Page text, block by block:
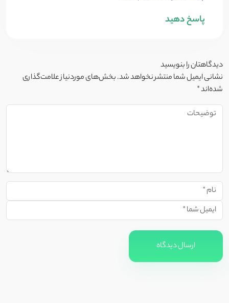
پاسخ دهید
دیدگاهتان را بنویسید
نشانی ایمیل شما منتشر نخواهد شد.بخش‌های موردنیاز علامت‌گذاری
شده‌اند*
ارسال دیدگاه